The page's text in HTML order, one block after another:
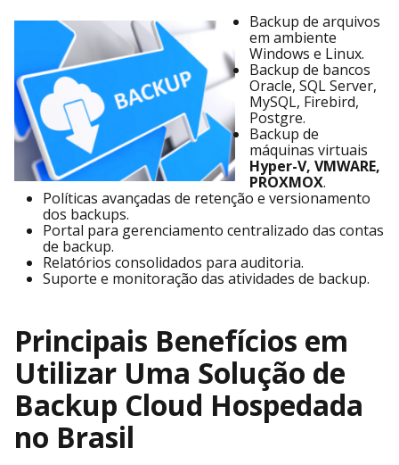
Backup de arquivos
em ambiente
Windows e Linux.
Backup de bancos
Oracle, SQL Server,
MySQL, Firebird,
Postgre.
Backup de
máquinas virtuais
Hyper-V, VMWARE,
PROXMOX.
Políticas avançadas de retenção e versionamento
dos backups.
Portal para gerenciamento centralizado das contas
de backup.
Relatórios consolidados para auditoria.
Suporte e monitoração das atividades de backup.
Principais Benefícios em
Utilizar Uma Solução de
Backup Cloud Hospedada
no Brasil